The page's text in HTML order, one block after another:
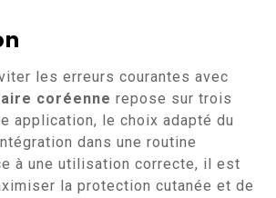
les erreurs courantes avec
coréenne repose sur trois
application, le choix adapté du
dans une routine
à une utilisation correcte, il est
la protection cutanée et de